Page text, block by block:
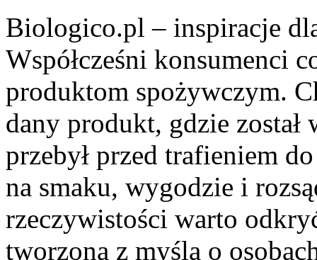
Biologico.pl – inspiracje
Współcześni konsumenci
produktom spożywczym.
dany produkt, gdzie
przebył przed trafieniem
na smaku, wygodzie i
rzeczywistości warto
tworzona z myślą o